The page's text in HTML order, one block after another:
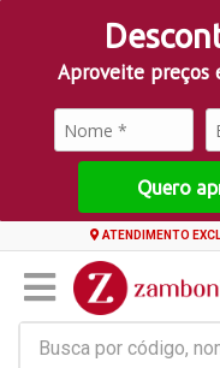
Aproveite preços
Quero
ATENDIMENTO